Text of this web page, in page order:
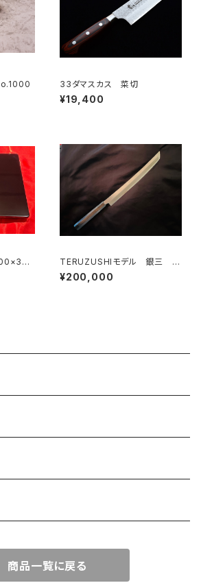
33ダマスカス 菜切
¥19,400
TERUZUSHIモデル 銀三 黒
檀柄 先丸330
¥200,000
商品一覧に戻る